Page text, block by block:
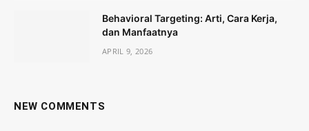
Behavioral Targeting: Arti, Cara Kerja,
dan Manfaatnya
APRIL 9, 2026
NEW COMMENTS